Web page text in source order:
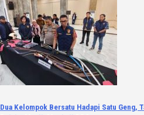
Dua Kelompok Bersatu Hadapi Satu Geng,